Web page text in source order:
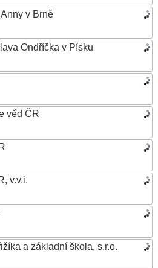
v Brně
Ondříčka v Písku
věd ČR
v.v.i.
a základní škola, s.r.o.